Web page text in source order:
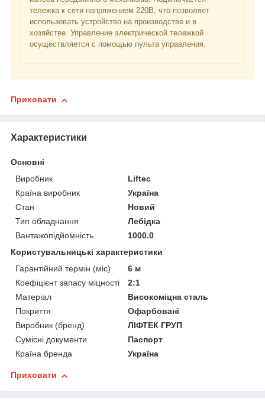
тележка к сети напряжением 220В, что позволяет
использовать устройство на производстве и в
хозяйстве. Управление электрической тележкой
осуществляется с помощью пульта управления.
Приховати
Характеристики
Основні
Виробник
Liftec
Країна виробник
Україна
Стан
Новий
Тип обладнання
Лебідка
Вантажопідйомність
1000.0
Користувальницькі характеристики
Гарантійний термін (міс)
6 м
Коефіцієнт запасу міцності
2:1
Матеріал
Високоміцна сталь
Покриття
Офарбовані
Виробник (бренд)
ЛІФТЕК ГРУП
Сумісні документи
Паспорт
Країна бренда
Україна
Приховати